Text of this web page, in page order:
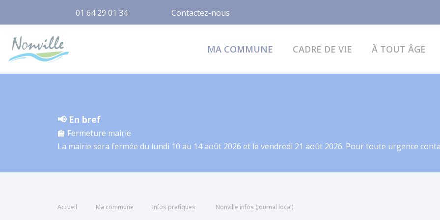
01 64 29 01 34 Contactez-nous
MA COMMUNE CADRE DE VIE À TOUT ÂGE
📢 En bref
🏫 Fermeture mairie
La mairie sera fermée du lundi 10 au 14 août 2026 et le vendredi 21 août 2026. Pour toute urgence
Accueil Ma commune Infos pratiques Nonville infos (Journal local)